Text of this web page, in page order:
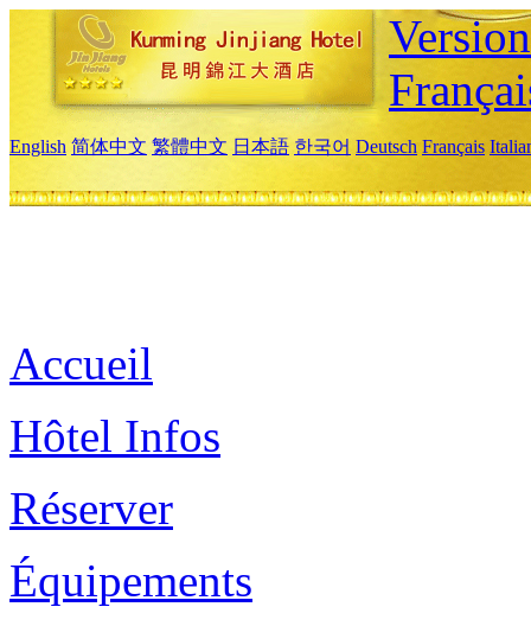
English 简体中文 繁體中文 日本語 한국어 Deutsch Français
Accueil
Hôtel Infos
Réserver
Équipements